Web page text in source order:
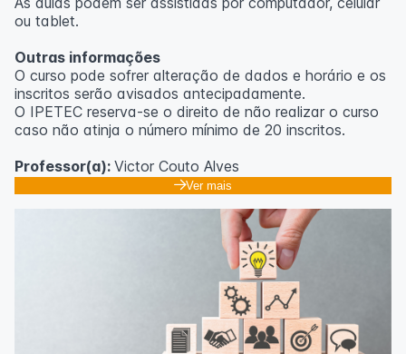
ou tablet.
Outras informações
O curso pode sofrer alteração de dados e horário e os
inscritos serão avisados ​​antecipadamente.
O IPETEC reserva-se o direito de não realizar o curso
caso não atinja o número mínimo de 20 inscritos.
Professor(a): Victor Couto Alves
Ver mais